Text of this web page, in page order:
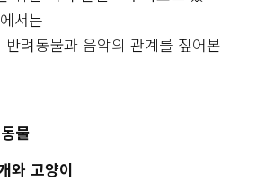
서는
려동물과 음악의 관계를 짚어본
물
와 고양이